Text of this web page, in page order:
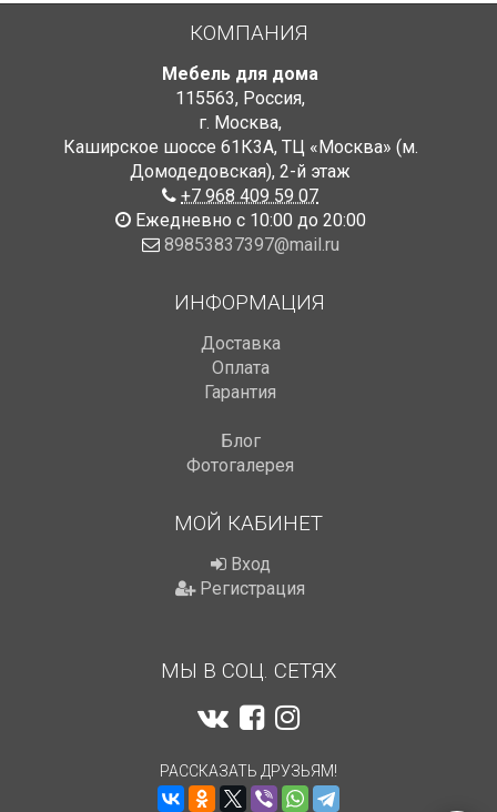
КОМПАНИЯ
Мебель для дома
115563, Россия,
г. Москва,
Каширское шоссе 61К3А, ТЦ «Москва» (м.
Домодедовская), 2-й этаж
+7 968 409 59 07
Ежедневно с 10:00 до 20:00
89853837397@mail.ru
ИНФОРМАЦИЯ
Доставка
Оплата
Гарантия
Блог
Фотогалерея
МОЙ КАБИНЕТ
Вход
Регистрация
МЫ В СОЦ. СЕТЯХ
РАССКАЗАТЬ ДРУЗЬЯМ!